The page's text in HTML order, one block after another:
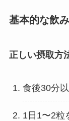
基本的な飲
正しい摂取方
食後30分
1日1〜2粒